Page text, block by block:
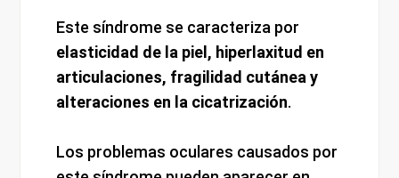
Este síndrome se caracteriza por
elasticidad de la piel, hiperlaxitud en
articulaciones, fragilidad cutánea y
alteraciones en la cicatrización.
Los problemas oculares causados por